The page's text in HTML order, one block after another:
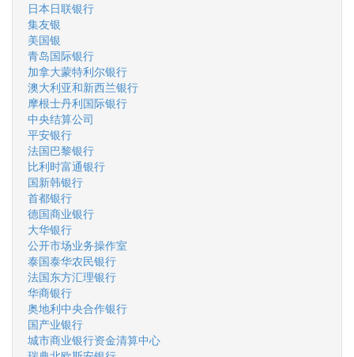
日本日联银行
集友银
美国银
青岛国际银行
加拿大蒙特利尔银行
澳大利亚和新西兰银行
摩根士丹利国际银行
中央结算公司
平安银行
法国巴黎银行
比利时富通银行
国新韩银行
首都银行
德国商业银行
大华银行
公开市场业务操作室
泰国泰华农民银行
法国东方汇理银行
华商银行
奥地利中央合作银行
国产业银行
城市商业银行资金清算中心